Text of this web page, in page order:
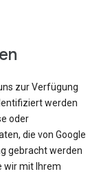
zur Verfügung
werden
oder
die von Google
gebracht werden
wir mit Ihrem